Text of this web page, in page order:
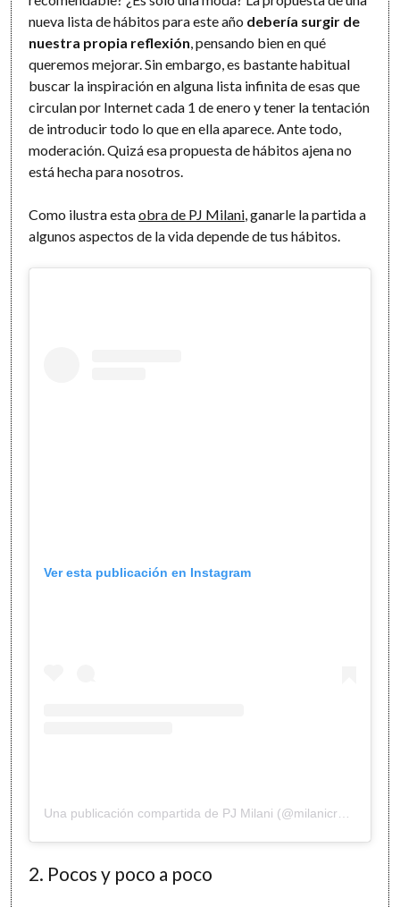
nueva lista de hábitos para este año debería surgir de
nuestra propia reflexión , pensando bien en qué
queremos mejorar. Sin embargo, es bastante habitual
buscar la inspiración en alguna lista infinita de esas que
circulan por Internet cada 1 de enero y tener la tentación
de introducir todo lo que en ella aparece. Ante todo,
moderación. Quizá esa propuesta de hábitos ajena no
está hecha para nosotros.
Como ilustra estaobra de PJ Milani , ganarle la partida a
algunos aspectos de la vida depende de tus hábitos.
Ver esta publicación en Instagram
Una publicación compartida de PJ Milani (@milanicreative)
2. Pocos y poco a poco